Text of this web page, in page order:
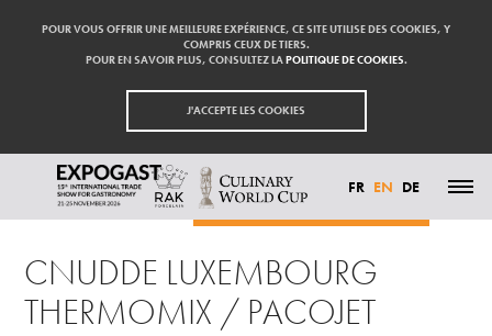
POUR VOUS OFFRIR UNE MEILLEURE EXPÉRIENCE, CE SITE UTILISE DES COOKIES, Y
COMPRIS CEUX DE TIERS.
POUR EN SAVOIR PLUS, CONSULTEZ LAPOLITIQUE DE COOKIES.
J'ACCEPTE LES COOKIES
FR EN DE
PARTICIPATE
EXHIBITORS
VISIT
PRESS
Homepage Exhibitors Cnudde Luxembourg Thermomix / Pacojet
CNUDDE LUXEMBOURG
THERMOMIX / PACOJET